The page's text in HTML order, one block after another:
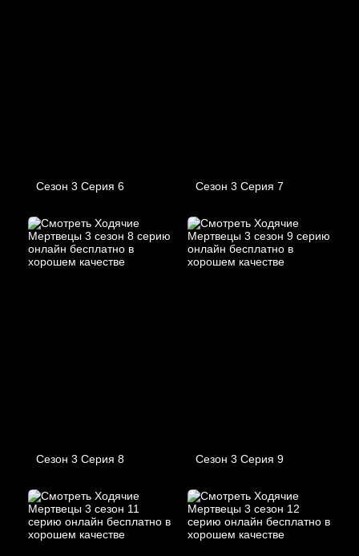
Сезон 3 Серия 6 Сезон 3 Серия 7
Сезон 3 Серия 8 Сезон 3 Серия 9